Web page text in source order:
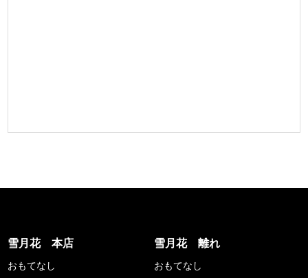
雪月花 本店
おもてなし
雪月花 離れ
おもてなし